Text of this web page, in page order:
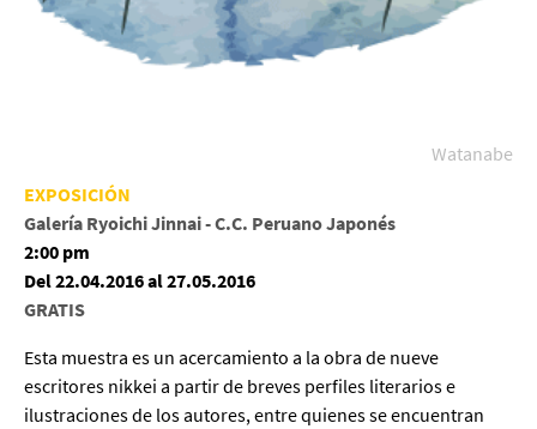
Watanabe
EXPOSICIÓN
Galería Ryoichi Jinnai - C.C. Peruano Japonés
2:00 pm
Del 22.04.2016 al 27.05.2016
GRATIS
Esta muestra es un acercamiento a la obra de nueve
escritores nikkei a partir de breves perfiles literarios e
ilustraciones de los autores, entre quienes se encuentran